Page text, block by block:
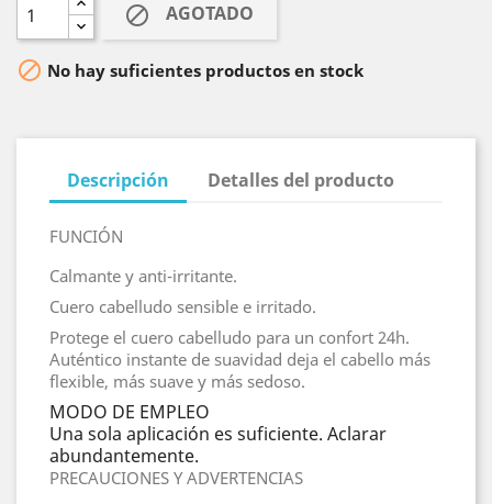
 AGOTADO
 No hay suficientes productos en stock
Descripción Detalles del producto
FUNCIÓN
Calmante y anti-irritante.
Cuero cabelludo sensible e irritado.
Protege el cuero cabelludo para un confort 24h.
Auténtico instante de suavidad deja el cabello más
flexible, más suave y más sedoso.
MODO DE EMPLEO
Una sola aplicación es suficiente. Aclarar
abundantemente.
PRECAUCIONES Y ADVERTENCIAS